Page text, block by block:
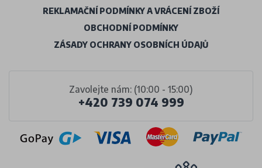
Zavolejte nám: (10:00 - 15:00)
+420 739 074 999
REKLAMAČNÍ PODMÍNKY A VRÁCENÍ ZBOŽÍ
OBCHODNÍ PODMÍNKY
ZÁSADY OCHRANY OSOBNÍCH ÚDAJŮ